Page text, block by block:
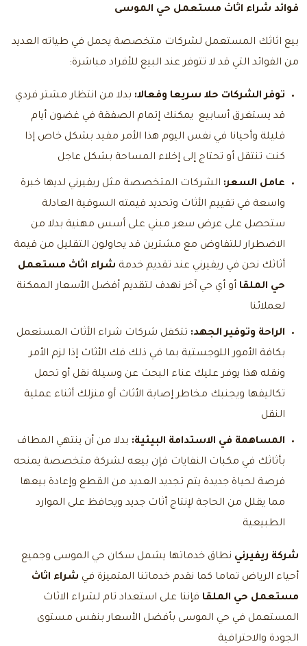
فوائد شراء اثاث مستعمل حي الموسى
بيع اثاثك المستعمل لشركات متخصصة يحمل في طياته العديد
من الفوائد التي قد لا تتوفر عند البيع للأفراد مباشرة:
توفر الشركات حلا سريعا وفعالا: بدلا من انتظار مشتر فردي
قد يستغرق أسابيع يمكنك إتمام الصفقة في غضون أيام
قليلة وأحيانا في نفس اليوم هذا الأمر مفيد بشكل خاص إذا
كنت تنتقل أو تحتاج إلى إخلاء المساحة بشكل عاجل
عامل السعر: الشركات المتخصصة مثل ريفيرني لديها خبرة
واسعة في تقييم الأثاث وتحديد قيمته السوقية العادلة
ستحصل على عرض سعر مبني على أسس مهنية بدلا من
الاضطرار للتفاوض مع مشترين قد يحاولون التقليل من قيمة
أثاثك نحن في ريفيرني عند تقديم خدمة شراء اثاث مستعمل
حي الملقا أو أي حي آخر نهدف لتقديم أفضل الأسعار الممكنة
لعملائنا
الراحة وتوفير الجهد: تتكفل شركات شراء الأثاث المستعمل
بكافة الأمور اللوجستية بما في ذلك فك الأثاث إذا لزم الأمر
ونقله هذا يوفر عليك عناء البحث عن وسيلة نقل أو تحمل
تكاليفها ويجنبك مخاطر إصابة الأثاث أو منزلك أثناء عملية
النقل
المساهمة في الاستدامة البيئية: بدلا من أن ينتهي المطاف
بأثاثك في مكبات النفايات فإن بيعه لشركة متخصصة يمنحه
فرصة لحياة جديدة يتم تجديد العديد من القطع وإعادة بيعها
مما يقلل من الحاجة لإنتاج أثاث جديد ويحافظ على الموارد
الطبيعية
شركة ريفيرني نطاق خدماتها يشمل سكان حي الموسى وجميع
أحياء الرياض تماما كما نقدم خدماتنا المتميزة في شراء اثاث
مستعمل حي الملقا فإننا على استعداد تام لشراء الاثاث
المستعمل في حي الموسى بأفضل الأسعار بنفس مستوى
الجودة والاحترافية